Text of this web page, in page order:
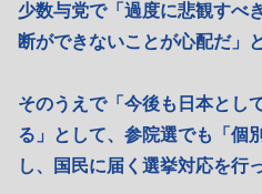
少数与党で「過度に悲観すべ
断ができないことが心配だ」
そのうえで「今後も日本とし
る」として、参院選でも「個
し、国民に届く選挙対応を行